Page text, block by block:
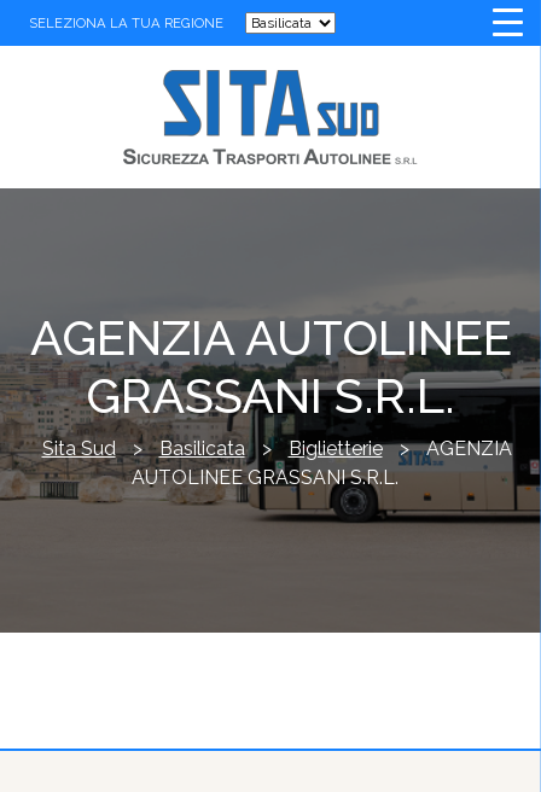
SELEZIONA LA TUA REGIONE
AGENZIA AUTOLINEE
GRASSANI S.R.L.
Sita Sud > Basilicata > Biglietterie > AGENZIA
AUTOLINEE GRASSANI S.R.L.